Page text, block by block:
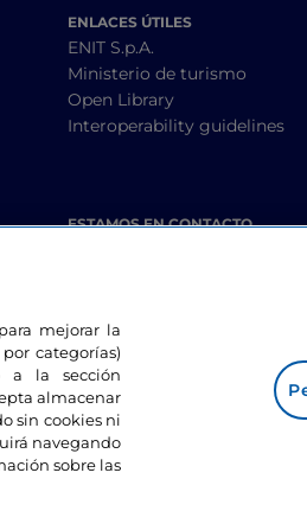
ENLACES ÚTILES
ENIT S.p.A.
Ministerio de turismo
Open Library
Interoperability guidelines
ESTAMOS EN CONTACTO
mejorar la
categorías)
a la sección
almacenar
sin cookies ni
navegando
sobre las